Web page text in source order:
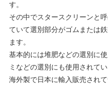
す。
その中でスタースクリーンと
ていて選別部分がゴムまたは
ます。
基本的には堆肥などの選別に
ミなどの選別にも使用されてい
海外製で日本に輸入販売され